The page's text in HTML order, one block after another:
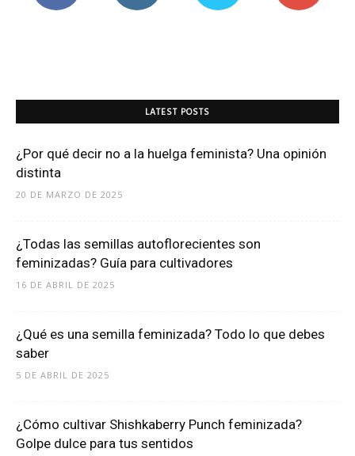
LATEST POSTS
¿Por qué decir no a la huelga feminista? Una opinión
distinta
20 DE MARZO DE 2025
¿Todas las semillas autoflorecientes son
feminizadas? Guía para cultivadores
16 DE ABRIL DE 2025
¿Qué es una semilla feminizada? Todo lo que debes
saber
5 DE ABRIL DE 2025
¿Cómo cultivar Shishkaberry Punch feminizada?
Golpe dulce para tus sentidos